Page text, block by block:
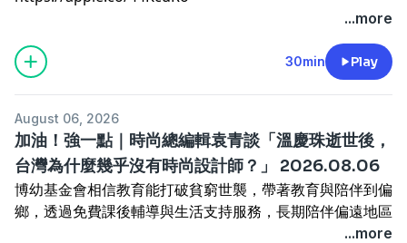
▍粉絲團：
https://www.facebook.com/News98
▍線上收聽：
▍APP下載
• APP Store：https://news98.page.link/apps
• Google Play： https://news98.page.link/play
▍YouTube頻道：https://www.youtube.com/@News98
▍Podcast：
https://news98radio.wixsite.com/news98podcast
主題：2026年8月07號 早報新聞
節目時間：週一至週五 早上六點至六點三十分
-----
▍九八新聞台@大台北地區 FM98.1
▍官網：http://www.news98.com.tw
...more
30min Play
August 06, 2026
加油！強一點｜時尚總編輯袁青談「溫慶珠逝世後，
台灣為什麼幾乎沒有時尚設計師？」 2026.08.06
博幼基金會相信教育能打破貧窮世襲，帶著教育與陪伴到偏
鄉，透過免費課後輔導與生活支持服務，長期陪伴偏遠地區
...more